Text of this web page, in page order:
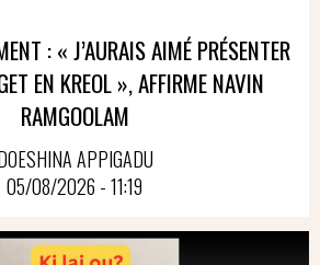
: « J’AURAIS AIMÉ PRÉSENTER
EN KREOL », AFFIRME NAVIN
RAMGOOLAM
APPIGADU
05/08/2026 - 11:19